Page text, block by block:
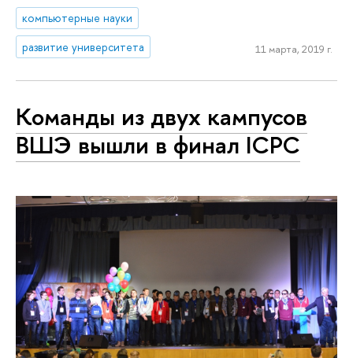
компьютерные науки
развитие университета
11 марта, 2019 г.
Команды из двух кампусов
ВШЭ вышли в финал ICPC